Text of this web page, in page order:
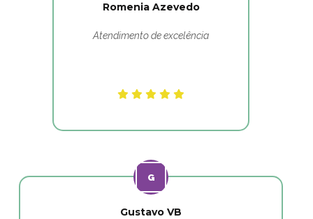
Romenia Azevedo
Atendimento de excelência
Gustavo VB